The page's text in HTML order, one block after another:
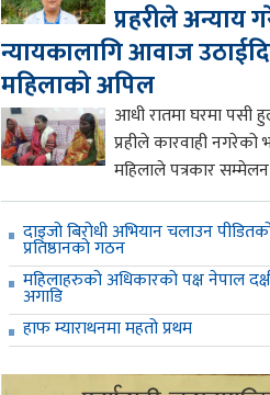
प्रहरीले अन्याय
न्यायकालागि आवाज
महिलाको अपिल
आधी रातमा घरमा पसी
प्रहीले कारवाही
महिलाले पत्रकार
दाइजो बिरोधी अभियान चलाउन
प्रतिष्ठानको गठन
महिलाहरुको अधिकारको पक्ष नेपाल
अगाडि
हाफ म्याराथनमा महतो प्रथम